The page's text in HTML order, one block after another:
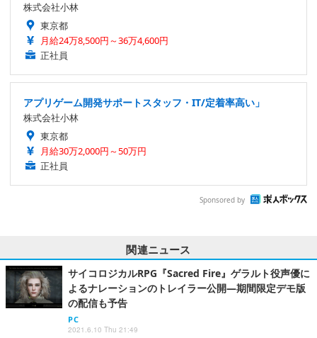
株式会社小林
東京都
月給24万8,500円～36万4,600円
正社員
アプリゲーム開発サポートスタッフ・IT/定着率高い」
株式会社小林
東京都
月給30万2,000円～50万円
正社員
Sponsored by
関連ニュース
サイコロジカルRPG『Sacred Fire』ゲラルト役声優に
よるナレーションのトレイラー公開―期間限定デモ版
の配信も予告
PC
2021.6.10 Thu 21:49